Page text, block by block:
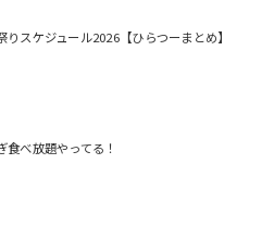
りスケジュール2026【ひらつーまとめ】
食べ放題やってる！